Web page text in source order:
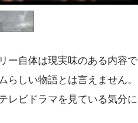
ー自体は現実味のある内容で
しい物語とは言えません。
レビドラマを見ている気分に